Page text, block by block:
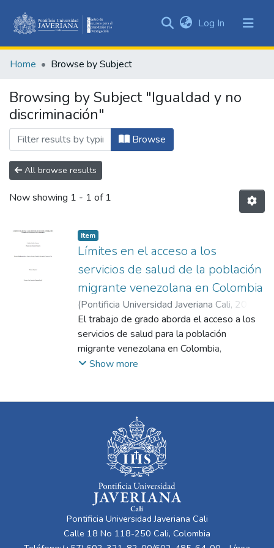
&
All of DSpace
Log In (current)
Home Browse by Subject
Browsing by Subject "Igualdad y no
discriminación"
Browse
All browse results
Now showing 1 - 1 of 1
Item
Límites en el acceso a los
servicios de salud de la población
migrante venezolana en Colombia
(Pontificia Universidad Javeriana Cali, 2024
Ceballos Cardozo, Isabella; González
Ramírez, Danna Lucía;Martínez Pinilla, Iván
Leonardo
El trabajo de grado aborda el acceso a los
servicios de salud para la población
migrante venezolana en Colombia,
enfocándose en el papel del juez
interpretación y aplicación de los principios
de igualdad y no discriminación, asegurando
que el derecho a la salud sea garantizado a
todas las personas, independientemente de
su estatus migratorio. La Corte ha
enfatizado que la dignidad humana es
fundamental en la protección de los
derechos fundamentales, rechazando
cualquier trato diferencial basado en la
Show more
Pontificia Universidad Javeriana Cali
Calle 18 No 118-250 Cali, Colombia